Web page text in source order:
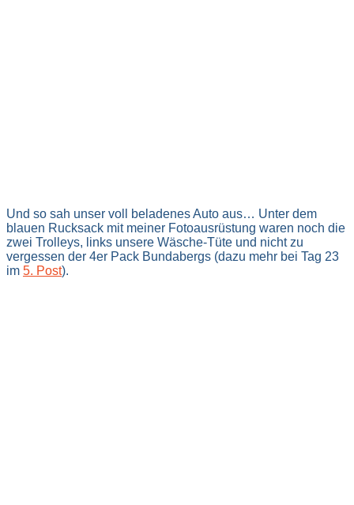
Und so sah unser voll beladenes Auto aus… Unter dem
blauen Rucksack mit meiner Fotoausrüstung waren noch die
zwei Trolleys, links unsere Wäsche-Tüte und nicht zu
vergessen der 4er Pack Bundabergs (dazu mehr bei Tag 23
im 5. Post).